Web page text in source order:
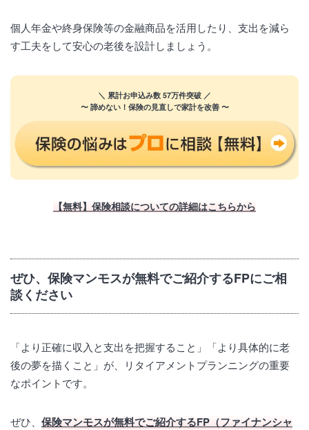
個人年金や終身保険等の金融商品を活用したり、支出を減ら
す工夫をして安心の老後を設計しましょう。
＼ 累計お申込み数 57万件突破 ／
〜 諦めない！保険の見直しで家計を改善 〜
【無料】保険相談についての詳細はこちらから
ぜひ、保険マンモスが無料でご紹介するFPにご相
談ください
「より正確に収入と支出を把握すること」「より具体的に老
後の夢を描くこと」が、リタイアメントプランニングの重要
なポイントです。
ぜひ、 保険マンモスが無料でご紹介するFP（ファイナンシャ